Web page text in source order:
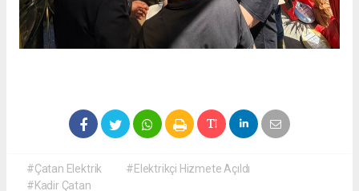
#Çatan Elektrik
#Elektrikçi Hizmete Açıldı
#Kadir Çatan